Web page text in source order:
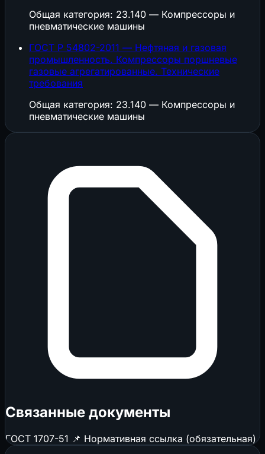
Общая категория: 23.140 — Компрессоры и
пневматические машины
ГОСТ Р 54802-2011 — Нефтяная и газовая
промышленность. Компрессоры поршневые
газовые агрегатированные. Технические
требования
Общая категория: 23.140 — Компрессоры и
пневматические машины
Связанные документы
ГОСТ 1707-51 📌 Нормативная ссылка (обязательная)